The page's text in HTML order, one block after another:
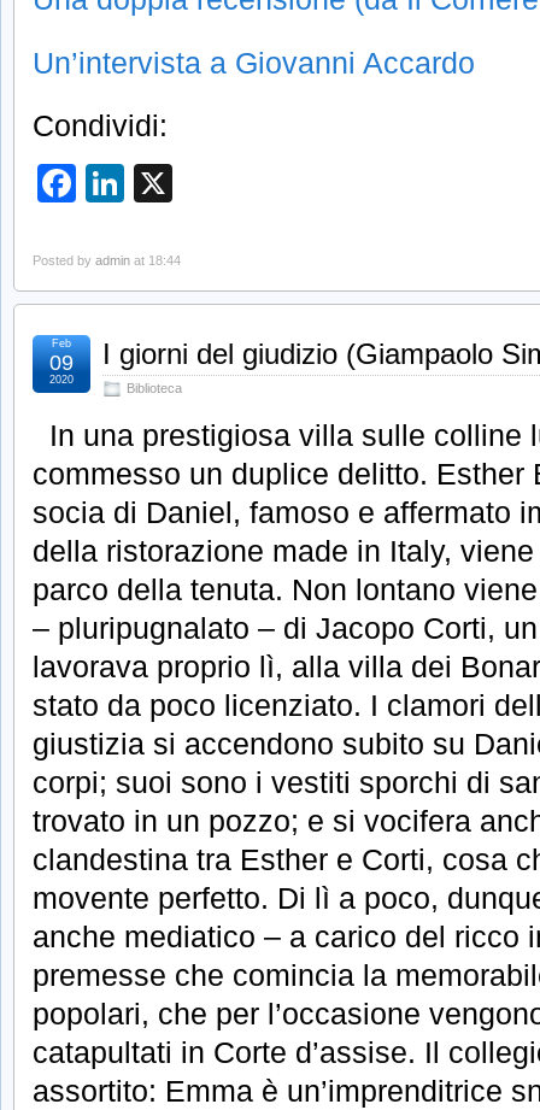
Un’intervista a Giovanni Accardo
Condividi:
Facebook
LinkedIn
Posted by admin at 18:44
I giorni del giudizio (Giampaolo
Biblioteca
Feb
09
2020
In una prestigiosa villa sulle colline
commesso un duplice delitto. Esther
socia di Daniel, famoso e affermato
della ristorazione made in Italy,
parco della tenuta. Non lontano
– pluripugnalato – di Jacopo Corti,
lavorava proprio lì, alla villa dei
stato da poco licenziato. I clamori
giustizia si accendono subito su
corpi; suoi sono i vestiti sporchi di
trovato in un pozzo; e si vocifera
clandestina tra Esther e Corti, cosa
movente perfetto. Di lì a poco,
anche mediatico – a carico del ricco
premesse che comincia la
popolari, che per l’occasione
catapultati in Corte d’assise. Il
assortito: Emma è un’imprenditrice